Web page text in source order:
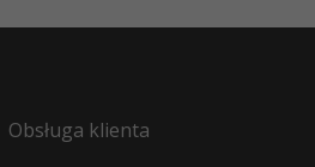
Obsługa klienta